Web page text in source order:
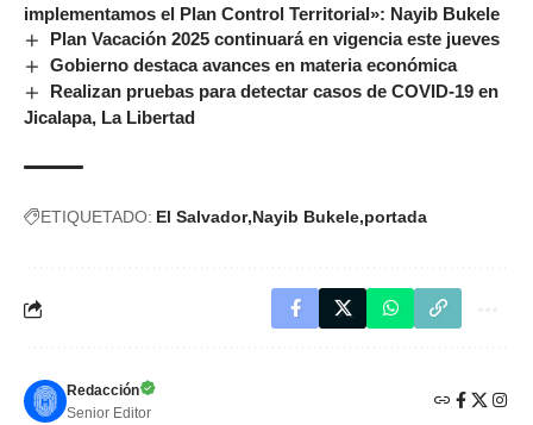
implementamos el Plan Control Territorial»: Nayib Bukele
Plan Vacación 2025 continuará en vigencia este jueves
Gobierno destaca avances en materia económica
Realizan pruebas para detectar casos de COVID-19 en
Jicalapa, La Libertad
ETIQUETADO: El Salvador Nayib Bukele portada
Redacción
Senior Editor